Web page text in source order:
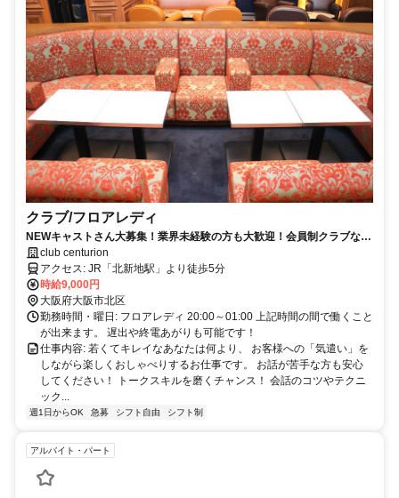
クラブ/フロアレディ
NEWキャストさん大募集！業界未経験の方も大歓迎！会員制クラブなの
で客層も◎
club centurion
アクセス: JR「北新地駅」より徒歩5分
時給9,000円
大阪府大阪市北区
勤務時間・曜日: フロアレディ 20:00～01:00 上記時間の間で働くこと
が出来ます。 遅出や終電あがりも可能です！
仕事内容: 若くてキレイなあなたは何より、 お客様への「気遣い」を
しながら楽しくおしゃべりするお仕事です。 お話が苦手な方も安心
してください！ トークスキルを磨くチャンス！ 会話のコツやテクニ
ック...
週1日からOK 急募 シフト自由 シフト制
アルバイト・パート